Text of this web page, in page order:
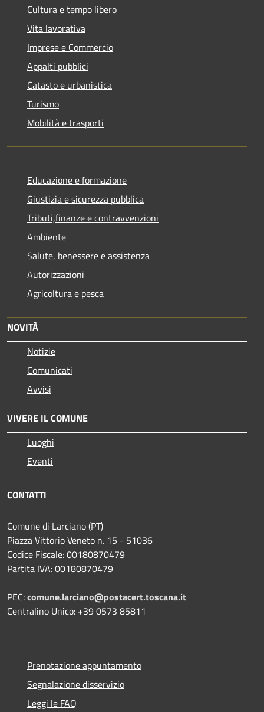
Cultura e tempo libero
Vita lavorativa
Imprese e Commercio
Appalti pubblici
Catasto e urbanistica
Turismo
Mobilità e trasporti
Educazione e formazione
Giustizia e sicurezza pubblica
Tributi,finanze e contravvenzioni
Ambiente
Salute, benessere e assistenza
Autorizzazioni
Agricoltura e pesca
NOVITÀ
Notizie
Comunicati
Avvisi
VIVERE IL COMUNE
Luoghi
Eventi
CONTATTI
Comune di Larciano (PT)
Piazza Vittorio Veneto n. 15 - 51036
Codice Fiscale: 00180870479
Partita IVA: 00180870479
PEC:comune.larciano@postacert.toscana.it
Centralino Unico: +39 0573 85811
Prenotazione appuntamento
Segnalazione disservizio
Leggi le FAQ